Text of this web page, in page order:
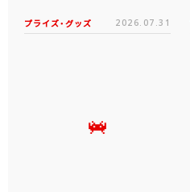
プライズ・グッズ 2026.07.31